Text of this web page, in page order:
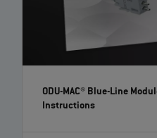
ODU-MAC® Blue-Line
Instructions